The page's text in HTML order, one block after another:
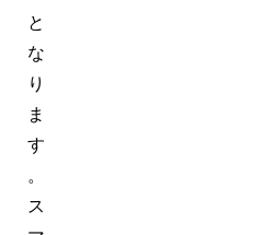
と
な
り
ま
す
。
ス